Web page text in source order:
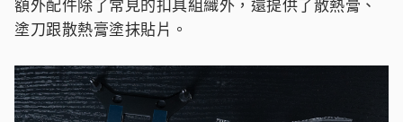
額外配件除了常見的扣具組織外，還提供了散熱膏、
塗刀跟散熱膏塗抹貼片。